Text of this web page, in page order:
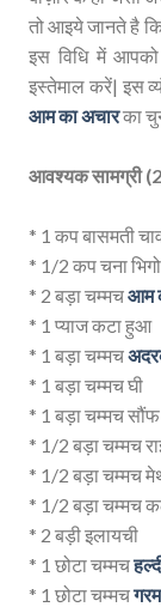
तो आइये जानते है
इस विधि में
इस्तेमाल करें| इस
आम का अचारका
आवश्यक सामग्री
* 1 कप बासमती
* 1/2 कप चना
* 2 बड़ा चम्मचआम
* 1 प्याज कटा हुआ
* 1 बड़ा चम्मच
* 1 बड़ा चम्मच घी
* 1 बड़ा चम्मच सौंफ
* 1/2 बड़ा चम्मच
* 1/2 बड़ा चम्मच
* 1/2 बड़ा चम्मच
* 2 बड़ी इलायची
* 1 छोटा चम्मच
* 1 छोटा चम्मच